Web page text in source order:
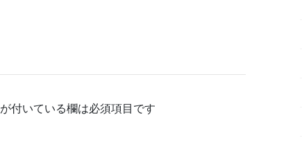
が付いている欄は必須項目です